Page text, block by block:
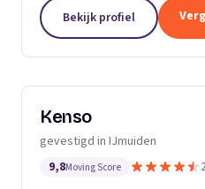
druk! Onze specialisatie?
monumentale...
Bekijk profiel
Kenso
gevestigd in IJmuiden
9,8Moving Score